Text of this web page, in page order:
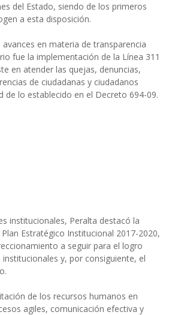
del Estado, siendo de los primeros
a esta disposición.
en materia de transparencia
fue la implementación de la Línea 311
en atender las quejas, denuncias,
de ciudadanas y ciudadanos
de lo establecido en el Decreto 694-09.
institucionales, Peralta destacó la
Estratégico Institucional 2017-2020,
a seguir para el logro
y, por consiguiente, el
de los recursos humanos en
agiles, comunicación efectiva y